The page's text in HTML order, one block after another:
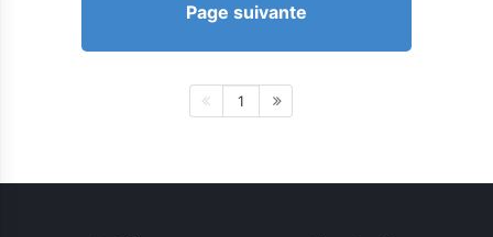
Page suivante
1